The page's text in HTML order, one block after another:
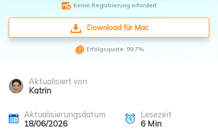
 Keine Registrierung erfordert
Download für Mac
 Erfolgsquote: 99,7%
Aktualisiert von
Katrin
Aktualisierungsdatum
18/06/2026
Lesezeit
6Min